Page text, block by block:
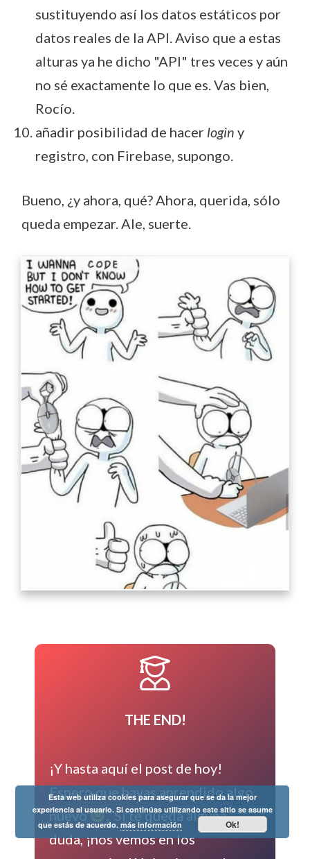
sustituyendo así los datos estáticos por
datos reales de la API. Aviso que a estas
alturas ya he dicho "API" tres veces y aún
no sé exactamente lo que es. Vas bien,
Rocío.
añadir posibilidad de hacer login y
registro, con Firebase, supongo.
Bueno, ¿y ahora, qué? Ahora, querida, sólo
queda empezar. Ale, suerte.
THE END!
¡Y hasta aquí el post de hoy!
Espero que hayas aprendido algo
nuevo
. Si te queda alguna
duda, ¡nos vemos en los
Esta web utiliza cookies para asegurar que se da la mejor
experiencia al usuario. Si continúas utilizando este sitio se asume
que estás de acuerdo. más información Ok!